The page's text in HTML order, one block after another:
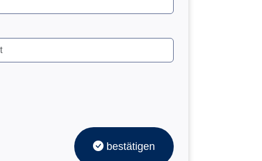
bestätigen